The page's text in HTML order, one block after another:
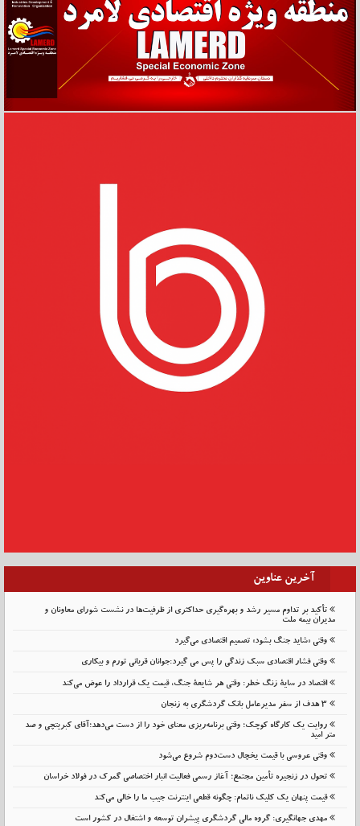
آخرین عناوین
تأکید بر تداوم مسیر رشد و بهره‌گیری حداکثری از ظرفیت‌ها در نشست شورای معاونان و
مدیران بیمه ملت
وقتی «شاید جنگ بشود» تصمیم اقتصادی می‌گیرد
وقتی فشار اقتصادی سبک زندگی را پس می گیرد:جوانان قربانی تورم و بیکاری
اقتصاد در سایهٔ زنگ خطر: وقتی هر شایعهٔ جنگ، قیمت یک قرارداد را عوض می‌کند
۳ هدف از سفر مدیرعامل بانک گردشگری به زنجان
روایت یک کارگاه کوچک؛ وقتی برنامه‌ریزی معنای خود را از دست می‌دهد؛آقای کبریتچی و صد
متر امید
وقتی عروسی با قیمت یخچال دست‌دوم شروع می‌شود
تحول در زنجیره تأمین مجتمع؛ آغاز رسمی فعالیت انبار اختصاصی گمرک در فولاد خراسان
قیمت پنهان یک کلیک ناتمام: چگونه قطعی اینترنت جیب ما را خالی می‌کند
مهدی جهانگیری: گروه مالی گردشگری پیشران توسعه و اشتغال در کشور است